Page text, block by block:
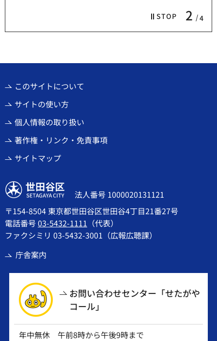
STOP 2 4
このサイトについて
サイトの使い方
個人情報の取り扱い
著作権・リンク・免責事項
サイトマップ
世田谷区
法人番号 1000020131121
〒154-8504 東京都世田谷区世田谷4丁目21番27号
電話番号03-5432-1111 （代表）
ファクシミリ 03-5432-3001（広報広聴課）
庁舎案内
お問い合わせセンター「せたがや
コール」
年中無休 午前8時から午後9時まで